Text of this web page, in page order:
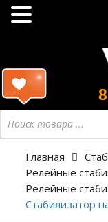
Главная
Релейные
Релейные
Стабилизатор